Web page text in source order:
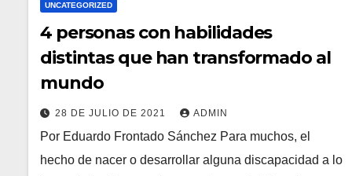
UNCATEGORIZED
4 personas con habilidades
distintas que han transformado al
mundo
28 DE JULIO DE 2021 ADMIN
Por Eduardo Frontado Sánchez Para muchos, el
hecho de nacer o desarrollar alguna discapacidad a lo